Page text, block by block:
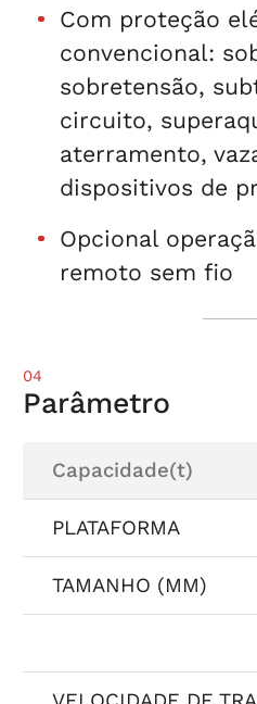
Com proteção
convencional:
sobretensão,
circuito,
aterramento,
dispositivos de
Opcional
remoto sem fio
04
Parâmetro
Capacidade(t)
PLATAFORMA
TAMANHO (MM)